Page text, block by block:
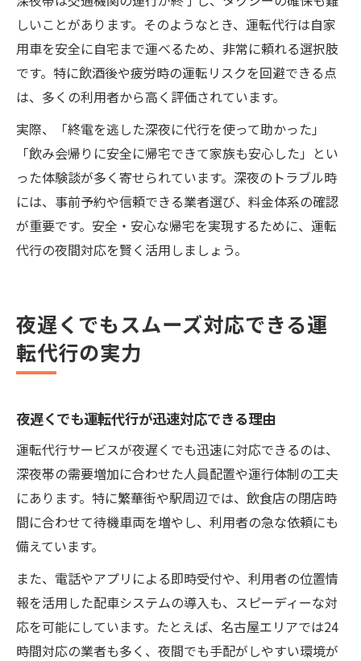
しいことがあります。そのようなとき、運転代行は自家
用車を安全に自宅まで運べるため、非常に頼れる選択肢
です。特に飲酒後や疲労時の運転リスクを回避できる点
は、多くの利用者から高く評価されています。
実際、「終電を逃した深夜に代行を使って助かった」
「飲み会帰りに安全に帰宅できて家族も安心した」とい
った体験談が多く寄せられています。深夜のトラブル時
には、事前予約や信頼できる業者選び、料金体系の確認
が重要です。安全・安心な帰宅を実現するために、運転
代行の夜間対応を賢く活用しましょう。
夜遅くでもスムーズ対応できる運
転代行の実力
夜遅くでも運転代行が迅速対応できる理由
運転代行サービスが夜遅くでも迅速に対応できるのは、
深夜帯の需要増加に合わせた人員配置や運行体制の工夫
にあります。特に繁華街や駅周辺では、飲食店の閉店時
間に合わせて待機車両を増やし、利用者の急な依頼にも
備えています。
また、電話やアプリによる即時受付や、利用者の位置情
報を活用した配車システムの導入も、スピーディーな対
応を可能にしています。たとえば、名古屋エリアでは24
時間対応の業者も多く、夜間でも手配がしやすい環境が